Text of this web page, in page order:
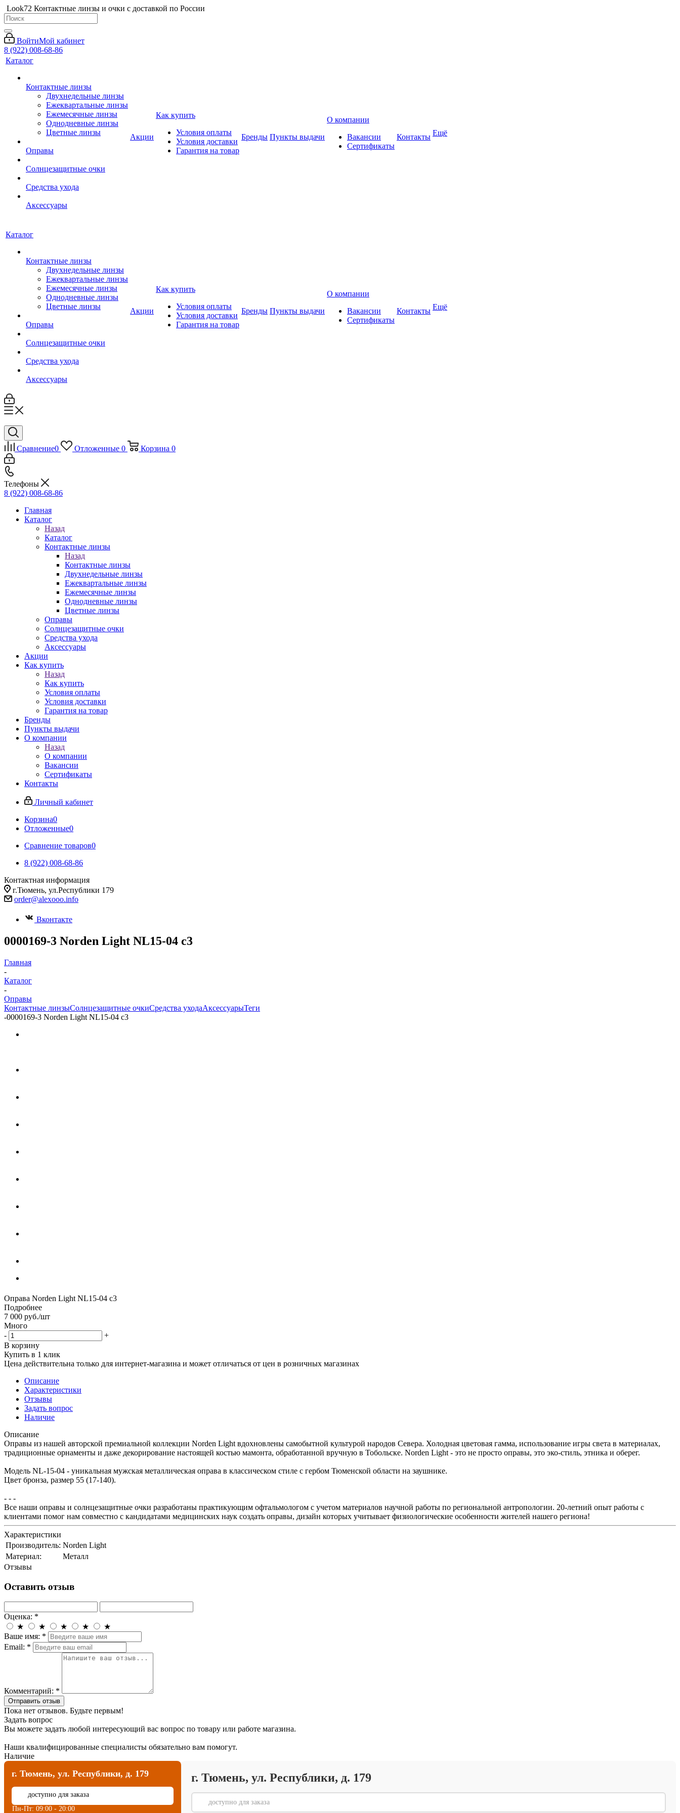
Look72 Контактные линзы и очки с доставкой по России
ВойтиМой кабинет
8 (922) 008-68-86
Каталог
Контактные линзы
Двухнедельные линзы
Ежеквартальные линзы
Ежемесячные линзы
Однодневные линзы
Цветные линзы
Оправы
Солнцезащитные очки
Средства ухода
Аксессуары
Акции
Как купить
Условия оплаты
Условия доставки
Гарантия на товар
Бренды Пункты выдачи
О компании
Вакансии
Сертификаты
Контакты Ещё
Каталог
Контактные линзы
Двухнедельные линзы
Ежеквартальные линзы
Ежемесячные линзы
Однодневные линзы
Цветные линзы
Оправы
Солнцезащитные очки
Средства ухода
Аксессуары
Акции
Как купить
Условия оплаты
Условия доставки
Гарантия на товар
Бренды Пункты выдачи
О компании
Вакансии
Сертификаты
Контакты Ещё
Сравнение0 Отложенные 0 Корзина 0
Телефоны
8 (922) 008-68-86
Главная
Каталог
Назад
Каталог
Контактные линзы
Назад
Контактные линзы
Двухнедельные линзы
Ежеквартальные линзы
Ежемесячные линзы
Однодневные линзы
Цветные линзы
Оправы
Солнцезащитные очки
Средства ухода
Аксессуары
Акции
Как купить
Назад
Как купить
Условия оплаты
Условия доставки
Гарантия на товар
Бренды
Пункты выдачи
О компании
Назад
О компании
Вакансии
Сертификаты
Контакты
Личный кабинет
Корзина0
Отложенные0
Сравнение товаров0
8 (922) 008-68-86
Контактная информация
г.Тюмень, ул.Республики 179
order@alexooo.info
Вконтакте
0000169-3 Norden Light NL15-04 с3
Главная
-
Каталог
-
Оправы
Контактные линзыСолнцезащитные очкиСредства уходаАксессуарыТеги
-0000169-3 Norden Light NL15-04 с3
Оправа Norden Light NL15-04 с3
Подробнее
7 000 руб./шт
Много
-
+
В корзину
Купить в 1 клик
Цена действительна только для интернет-магазина и может отличаться от цен в розничных магазинах
Описание
Характеристики
Отзывы
Задать вопрос
Наличие
Описание
Оправы из нашей авторской премиальной коллекции Norden Light вдохновлены самобытной культурой народов Севера. Холодная цветовая гамма, использование игры света в материалах,
традиционные орнаменты и даже декорирование настоящей костью мамонта, обработанной вручную в Тобольске. Norden Light - это не просто оправы, это эко-стиль, этника и оберег.
Модель NL-15-04 - уникальная мужская металлическая оправа в классическом стиле с гербом Тюменской области на заушнике.
Цвет бронза, размер 55 (17-140).
- - -
Все наши оправы и солнцезащитные очки разработаны практикующим офтальмологом с учетом материалов научной работы по региональной антропологии. 20-летний опыт работы с
клиентами помог нам совместно с кандидатами медицинских наук создать оправы, дизайн которых учитывает физиологические особенности жителей нашего региона!
Характеристики
Производитель: Norden Light
Материал:
Металл
Отзывы
Оставить отзыв
Оценка: *
★
★ ★ ★
★
Ваше имя: *
Email: *
Комментарий: *
Отправить отзыв
Пока нет отзывов. Будьте первым!
Задать вопрос
Вы можете задать любой интересующий вас вопрос по товару или работе магазина.
Наши квалифицированные специалисты обязательно вам помогут.
Наличие
г. Тюмень, ул. Республики, д. 179
доступно для заказа
Пн-Пт: 09:00 - 20:00
г. Тюмень, ул. Республики, д. 179
доступно для заказа